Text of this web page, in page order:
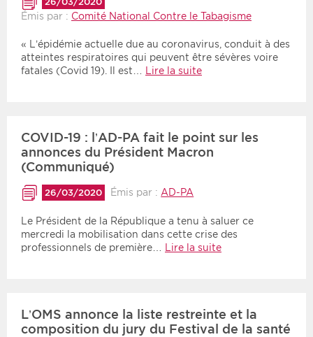
Émis par : Comité National Contre le Tabagisme
« L’épidémie actuelle due au coronavirus, conduit à des
atteintes respiratoires qui peuvent être sévères voire
fatales (Covid 19). Il est… Lire la suite
COVID-19 : l’AD-PA fait le point sur les
annonces du Président Macron
(Communiqué)
26/03/2020 Émis par : AD-PA
Le Président de la République a tenu à saluer ce
mercredi la mobilisation dans cette crise des
professionnels de première… Lire la suite
L’OMS annonce la liste restreinte et la
composition du jury du Festival de la santé